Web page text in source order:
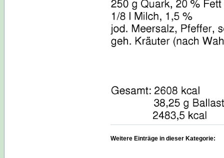
Weitere Einträge in dieser Kategorie: